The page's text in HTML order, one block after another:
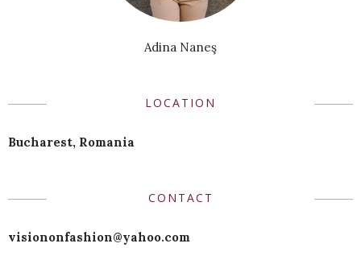
Adina Naneş
LOCATION
Bucharest, Romania
CONTACT
visiononfashion@yahoo.com